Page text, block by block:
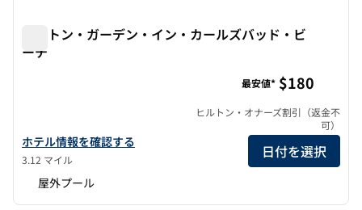
ヒルトン・ガーデン・イン・カールズバッド・ビ
ーチ
ヒルトン・ガーデン・イン・カールスバッド・ビーチのホテルの
ホテル情報を確認する
3.12 マイル
最安値* $180
ヒルトン・オナーズ割引（返金不
可）
日付を選択
屋外プール
1/12